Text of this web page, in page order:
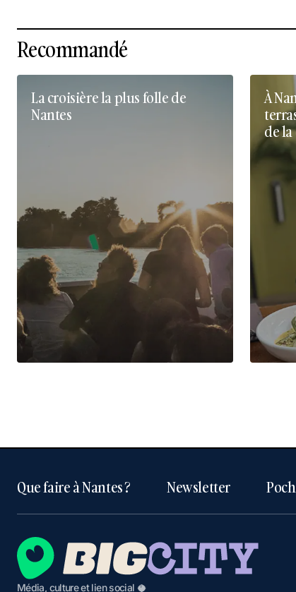
Recommandé
La croisière la plus folle de
Nantes
À
de
Média, culture et lien social 🥥
Que faire à Nantes ? Newsletter